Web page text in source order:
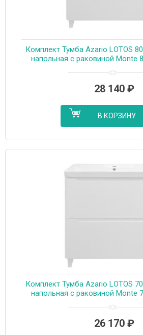
Комплект Тумба Azario LOTOS
напольная с раковиной Monte
28 140 ₽
В КОРЗИНУ
Комплект Тумба Azario LOTOS
напольная с раковиной Monte
26 170 ₽